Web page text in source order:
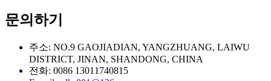
문의하기
주소: NO.9 GAOJIADIAN, YANGZHUANG, LAIWU
DISTRICT, JINAN, SHANDONG, CHINA
전화: 0086 13011740815